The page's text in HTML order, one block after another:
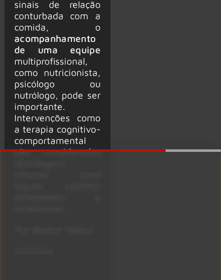
sinais de relação
conturbada com a
comida, o
acompanhamento
de uma equipe
multiprofissional,
como nutricionista,
psicólogo ou
nutrólogo, pode ser
importante.
Intervenções como
a terapia cognitivo-
comportamental
são consideradas